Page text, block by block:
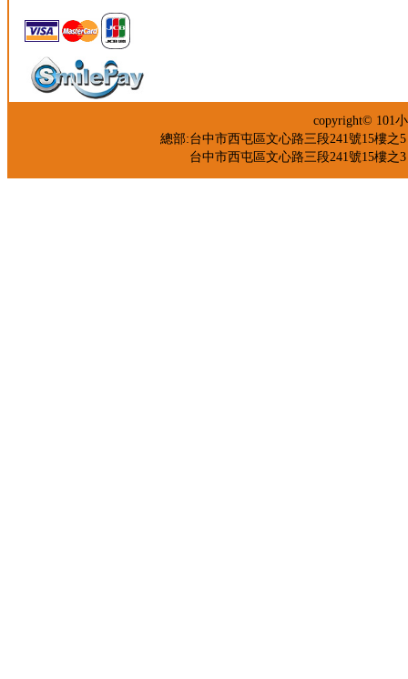
copyright©
總部:台中市西屯區文心路三段241號15樓
台中市西屯區文心路三段241號15樓